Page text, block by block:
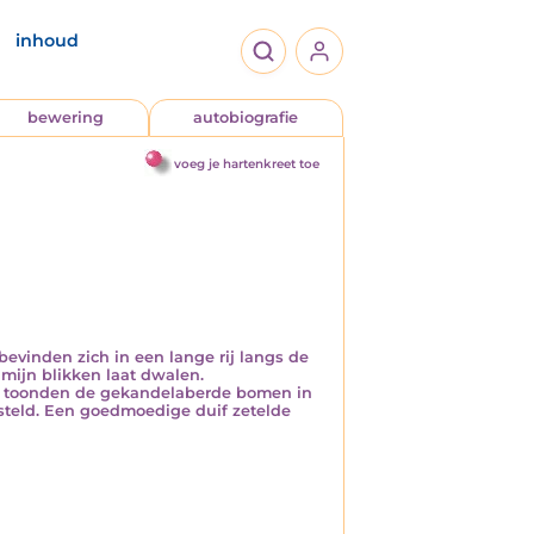
inhoud
bewering autobiografie
voeg je hartenkreet toe
zich in een lange rij langs de
blikken laat dwalen.
de gekandelaberde bomen in
Een goedmoedige duif zetelde